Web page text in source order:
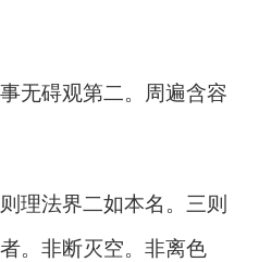
无碍观第二。周遍含容
理法界二如本名。三则
。非断灭空。非离色